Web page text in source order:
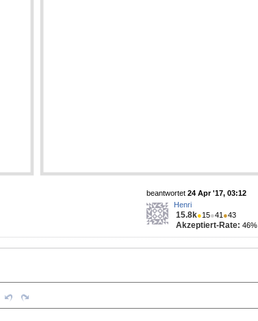
beantwortet 24 Apr '17, 03:12
Henri
15.8k●15●41 ●43
Akzeptiert-Rate: 46%